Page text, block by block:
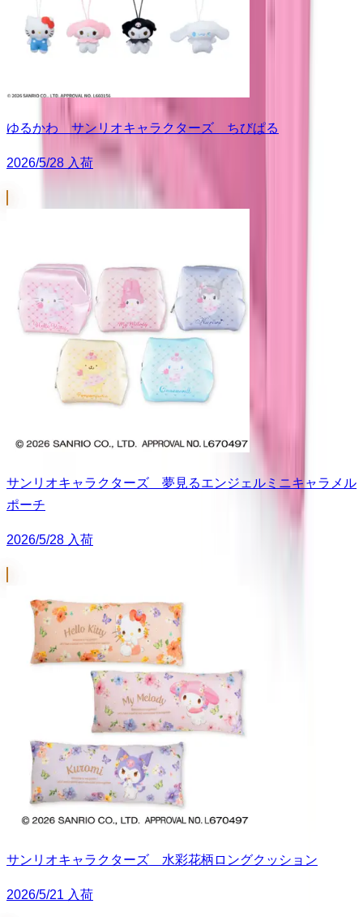
ゆるかわ サンリオキャラクターズ ちびぱる
2026/5/28 入荷
サンリオキャラクターズ 夢見るエンジェルミニキャラメル
ポーチ
2026/5/28 入荷
サンリオキャラクターズ 水彩花柄ロングクッション
2026/5/21 入荷